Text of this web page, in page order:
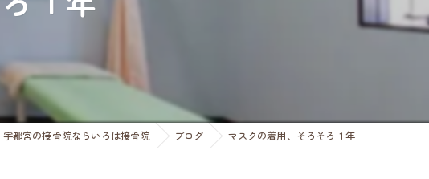
腰痛
宇都宮の接骨院ならいろは接骨院 ブログ マスクの着用、そろそろ１年